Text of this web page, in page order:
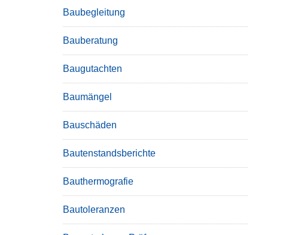
Baubegleitung
Bauberatung
Baugutachten
Baumängel
Bauschäden
Bautenstandsberichte
Bauthermografie
Bautoleranzen